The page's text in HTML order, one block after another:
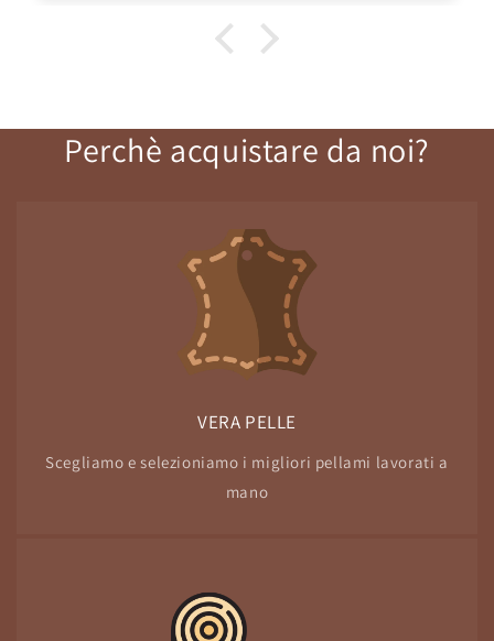
Perchè acquistare da noi?
VERA PELLE
Scegliamo e selezioniamo i migliori pellami lavorati a
mano